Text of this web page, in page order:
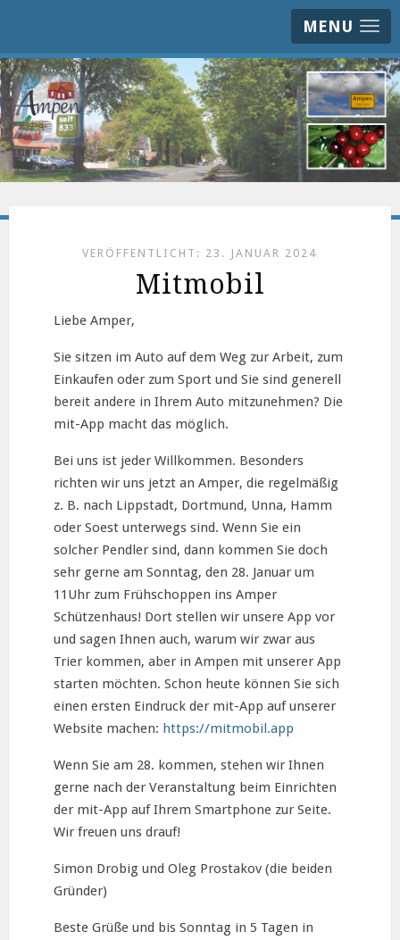
MENU
VERÖFFENTLICHT: 23. JANUAR 2024
Mitmobil
Liebe Amper,
Sie sitzen im Auto auf dem Weg zur Arbeit, zum
Einkaufen oder zum Sport und Sie sind generell
bereit andere in Ihrem Auto mitzunehmen? Die
mit-App macht das möglich.
Bei uns ist jeder Willkommen. Besonders
richten wir uns jetzt an Amper, die regelmäßig
z. B. nach Lippstadt, Dortmund, Unna, Hamm
oder Soest unterwegs sind. Wenn Sie ein
solcher Pendler sind, dann kommen Sie doch
sehr gerne am Sonntag, den 28. Januar um
11Uhr zum Frühschoppen ins Amper
Schützenhaus! Dort stellen wir unsere App vor
und sagen Ihnen auch, warum wir zwar aus
Trier kommen, aber in Ampen mit unserer App
starten möchten. Schon heute können Sie sich
einen ersten Eindruck der mit-App auf unserer
Website machen: https://mitmobil.app
Wenn Sie am 28. kommen, stehen wir Ihnen
gerne nach der Veranstaltung beim Einrichten
der mit-App auf Ihrem Smartphone zur Seite.
Wir freuen uns drauf!
Simon Drobig und Oleg Prostakov (die beiden
Gründer)
Beste Grüße und bis Sonntag in 5 Tagen in